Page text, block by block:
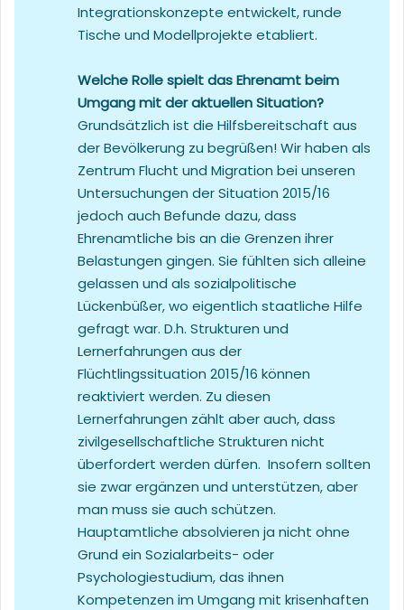
Integrationskonzepte entwickelt, runde
Tische und Modellprojekte etabliert.
Welche Rolle spielt das Ehrenamt beim
Umgang mit der aktuellen Situation?
Grundsätzlich ist die Hilfsbereitschaft aus
der Bevölkerung zu begrüßen! Wir haben als
Zentrum Flucht und Migration bei unseren
Untersuchungen der Situation 2015/16
jedoch auch Befunde dazu, dass
Ehrenamtliche bis an die Grenzen ihrer
Belastungen gingen. Sie fühlten sich alleine
gelassen und als sozialpolitische
Lückenbüßer, wo eigentlich staatliche Hilfe
gefragt war. D.h. Strukturen und
Lernerfahrungen aus der
Flüchtlingssituation 2015/16 können
reaktiviert werden. Zu diesen
Lernerfahrungen zählt aber auch, dass
zivilgesellschaftliche Strukturen nicht
überfordert werden dürfen. Insofern sollten
sie zwar ergänzen und unterstützen, aber
man muss sie auch schützen.
Hauptamtliche absolvieren ja nicht ohne
Grund ein Sozialarbeits- oder
Psychologiestudium, das ihnen
Kompetenzen im Umgang mit krisenhaften